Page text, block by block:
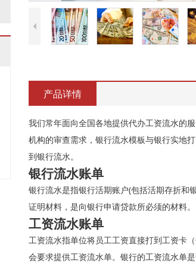
产品详情
我们常年面向全国各地提供代办工资流水的
机构的审查需求，银行流水模板与银行实地
到银行流水。
银行流水账单
银行流水是指银行活期账户(包括活期存折和
证明材料，是向银行申请贷款所必须的材料。
工资流水账单
工资流水指单位将员工工资直接打到工资卡
会要求提供工资流水单。银行的工资流水单